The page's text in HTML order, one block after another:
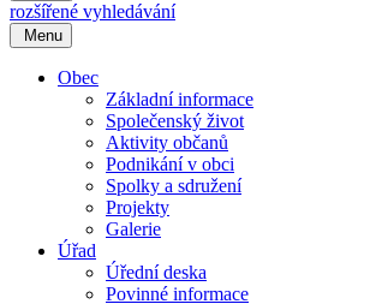
rozšířené vyhledávání
Menu
Obec
Základní informace
Společenský život
Aktivity občanů
Podnikání v obci
Spolky a sdružení
Projekty
Galerie
Úřad
Úřední deska
Povinné informace